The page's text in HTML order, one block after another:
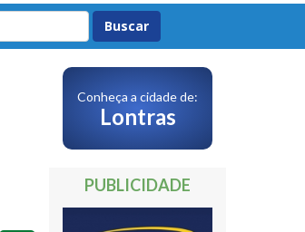
Conheça a cidade de:
Lontras
PUBLICIDADE